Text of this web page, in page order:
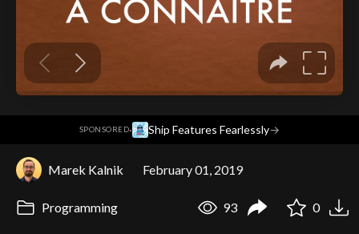
SPONSORED· Ship Features Fearlessly→
Marek Kalnik February 01, 2019
Programming 93 0